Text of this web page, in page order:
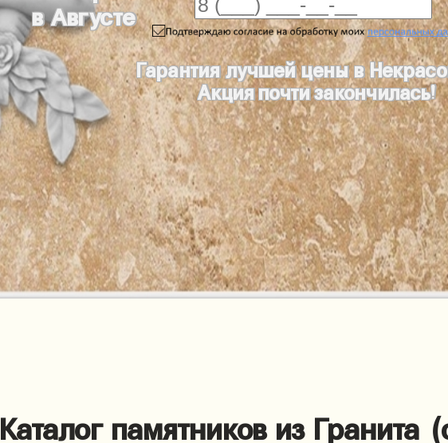
в Августе
Гарантия лучшей цены в
Акция почти закончилась!
Каталог памятников из Гранита